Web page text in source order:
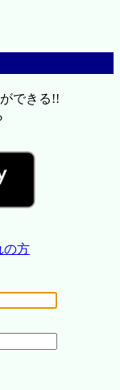
できる!!
の方